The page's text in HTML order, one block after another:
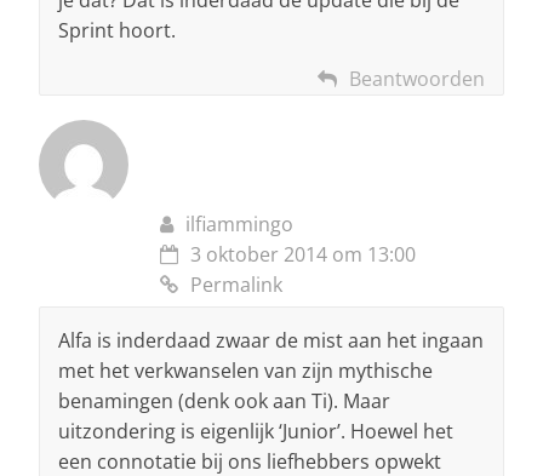
Sprint hoort.
Beantwoorden
ilfiammingo
3 oktober 2014 om 13:00
Permalink
Alfa is inderdaad zwaar de mist aan het ingaan
met het verkwanselen van zijn mythische
benamingen (denk ook aan Ti). Maar
uitzondering is eigenlijk ‘Junior’. Hoewel het
een connotatie bij ons liefhebbers opwekt